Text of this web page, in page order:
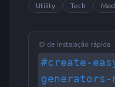
Utility Tech
ID de instalação rápida
#create-
generators-